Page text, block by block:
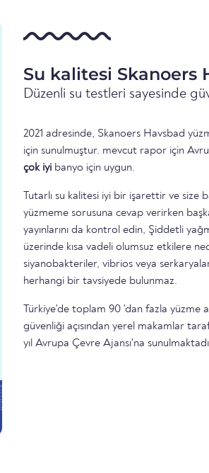
Su kalitesi Skanoers
Düzenli su testleri sayesinde
2021 adresinde, Skanoers Havsbad
için sunulmuştur. mevcut rapor için
çok iyi banyo için uygun.
Tutarlı su kalitesi iyi bir işarettir ve size
yüzmeme sorusuna cevap verirken
yayınlarını da kontrol edin, Şiddetli
üzerinde kısa vadeli olumsuz etkilere
siyanobakteriler, vibrios veya
herhangi bir tavsiyede bulunmaz.
Türkiye'de toplam 90 'dan fazla yüzme
güvenliği açısından yerel makamlar
yıl Avrupa Çevre Ajansı'na